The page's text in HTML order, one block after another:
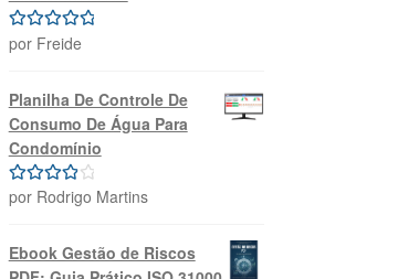
Avaliação5
por Freide
Planilha De Controle De
Consumo De Água Para
Condomínio
Avaliação
por Rodrigo Martins
Ebook Gestão de Riscos